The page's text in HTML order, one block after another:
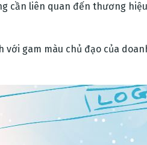
cần liên quan đến thương
gam màu chủ đạo của